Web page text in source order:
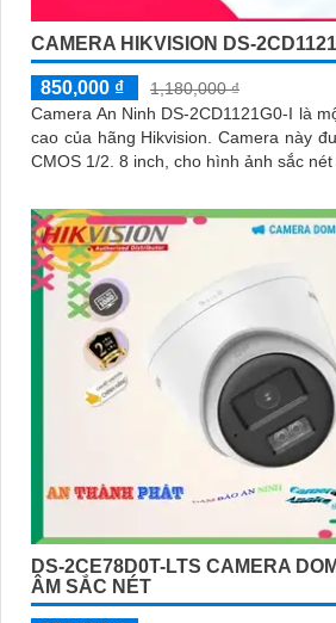
CAMERA HIKVISION DS-
850,000 ₫
1,180,000 ₫
Camera An Ninh DS-2CD1121G0-I là
cao của hãng Hikvision. Camera này được trang bị cảm biến
CMOS 1/2. 8 inch, cho hình ảnh sắc
DS-2CE78D0T-LTS CAMERA
ÂM SẮC NÉT